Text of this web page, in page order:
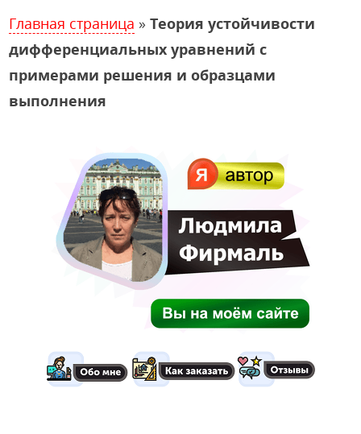
Главная страница »Теория устойчивости
дифференциальных уравнений с
примерами решения и образцами
выполнения